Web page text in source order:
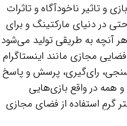
و تاثیر ناخودآگاه و تاثرات
در دنیای مارکتینگ و برای
آنچه به طریقی تولید می‌شود
مجازی مانند اینستاگرام
رای‌گیری، پرسش و پاسخ
در واقع‌ بازی‌هایی
گرمِ استفاده از فضای مجازی